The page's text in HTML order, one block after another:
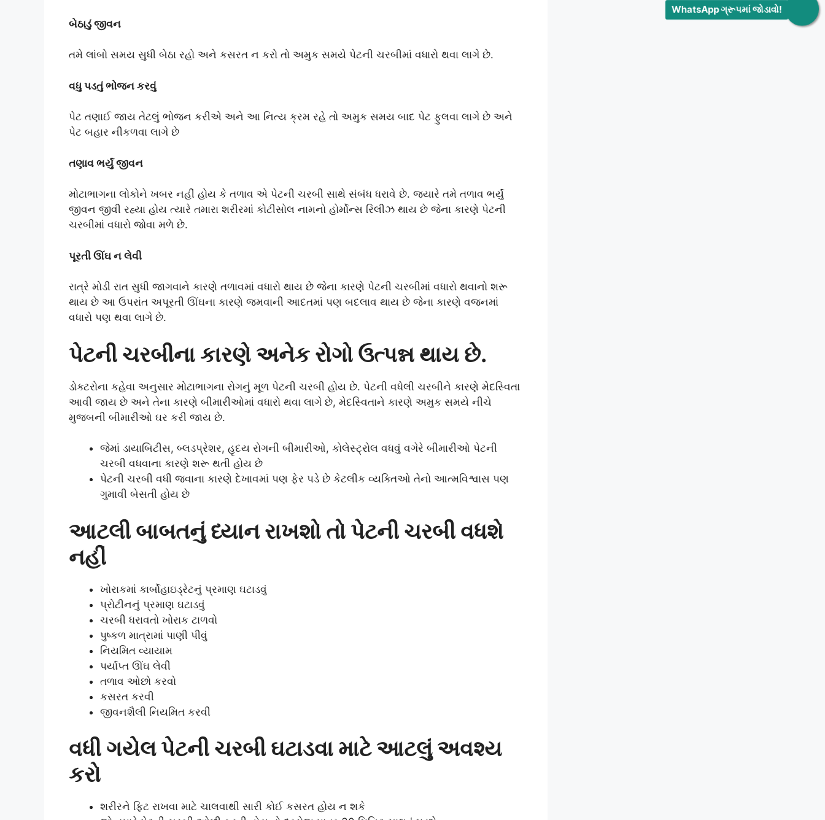
WhatsApp ગ્રૂપમાં જોડાવો!
બેઠાડું જીવન
તમે લાંબો સમય સુધી બેઠા રહો અને કસરત ન કરો તો અમુક સમયે પેટની ચરબીમાં વધારો થવા લાગે છે.
વધુ પડતું ભોજન કરવું
પેટ તણાઈ જાય તેટલું ભોજન કરીએ અને આ નિત્ય ક્રમ રહે તો અમુક સમય બાદ પેટ ફુલવા લાગે છે અને
પેટ બહાર નીકળવા લાગે છે
તણાવ ભર્યું જીવન
મોટાભાગના લોકોને ખબર નહીં હોય કે તળાવ એ પેટની ચરબી સાથે સંબંધ ધરાવે છે. જ્યારે તમે તળાવ ભર્યું
જીવન જીવી રહ્યા હોય ત્યારે તમારા શરીરમાં કોટીસોલ નામનો હોર્મોન્સ રિલીઝ થાય છે જેના કારણે પેટની
ચરબીમાં વધારો જોવા મળે છે.
પૂરતી ઊંઘ ન લેવી
રાત્રે મોડી રાત સુધી જાગવાને કારણે તળાવમાં વધારો થાય છે જેના કારણે પેટની ચરબીમાં વધારો થવાનો શરૂ
થાય છે આ ઉપરાંત અપૂરતી ઊંઘના કારણે જમવાની આદતમાં પણ બદલાવ થાય છે જેના કારણે વજનમાં
વધારો પણ થવા લાગે છે.
પેટની ચરબીના કારણે અનેક રોગો ઉત્પન્ન થાય છે.
ડોક્ટરોના કહેવા અનુસાર મોટાભાગના રોગનું મૂળ પેટની ચરબી હોય છે. પેટની વધેલી ચરબીને કારણે મેદસ્વિતા
આવી જાય છે અને તેના કારણે બીમારીઓમાં વધારો થવા લાગે છે, મેદસ્વિતાને કારણે અમુક સમયે નીચે
મુજબની બીમારીઓ ઘર કરી જાય છે.
જેમાં ડાયાબિટીસ, બ્લડપ્રેશર, હૃદય રોગની બીમારીઓ, કોલેસ્ટ્રોલ વધવું વગેરે બીમારીઓ પેટની
ચરબી વધવાના કારણે શરૂ થતી હોય છે
પેટની ચરબી વધી જવાના કારણે દેખાવમાં પણ ફેર પડે છે કેટલીક વ્યક્તિઓ તેનો આત્મવિશ્વાસ પણ
ગુમાવી બેસતી હોય છે
આટલી બાબતનું ધ્યાન રાખશો તો પેટની ચરબી વધશે
નહીં
ખોરાકમાં કાર્બોહાઇડ્રેટનું પ્રમાણ ઘટાડવું
પ્રોટીનનું પ્રમાણ ઘટાડવું
ચરબી ધરાવતો ખોરાક ટાળવો
પુષ્કળ માત્રામાં પાણી પીવું
નિયમિત વ્યાયામ
પર્યાપ્ત ઊંઘ લેવી
તળાવ ઓછો કરવો
કસરત કરવી
જીવનશૈલી નિયમિત કરવી
વધી ગયેલ પેટની ચરબી ઘટાડવા માટે આટલું અવશ્ય
કરો
શરીરને ફિટ રાખવા માટે ચાલવાથી સારી કોઈ કસરત હોય ન શકે